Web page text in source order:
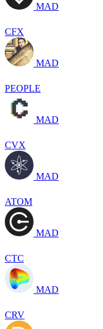
MAD
CFX
MAD
PEOPLE
MAD
CVX
MAD
ATOM
MAD
CTC
MAD
CRV